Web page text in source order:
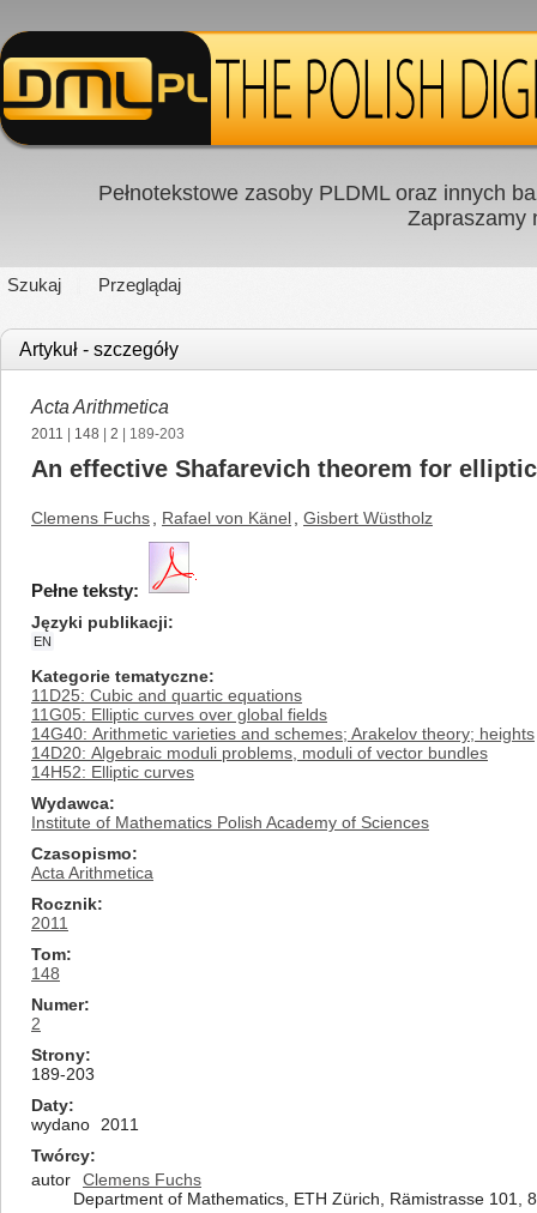
Pełnotekstowe zasoby PLDML oraz innych
Zapraszamy
Szukaj Przeglądaj
Artykuł - szczegóły
Acta Arithmetica
2011 148 2 | 189-203
An effective Shafarevich theorem for
Clemens Fuchs Rafael von Känel Gisbert Wüstholz
Pełne teksty:
Języki publikacji
EN
Kategorie tematyczne
11D25: Cubic and quartic equations
11G05: Elliptic curves over global fields
14G40: Arithmetic varieties and schemes; Arakelov theory; heights
14D20: Algebraic moduli problems, moduli of vector bundles
14H52: Elliptic curves
Wydawca
Institute of Mathematics Polish Academy of Sciences
Czasopismo
Acta Arithmetica
Rocznik
2011
Tom
148
Numer
2
Strony
189-203
Daty
wydano
2011
Twórcy
autor
Clemens Fuchs
Department of Mathematics, ETH Zürich, Rämistrasse 101,